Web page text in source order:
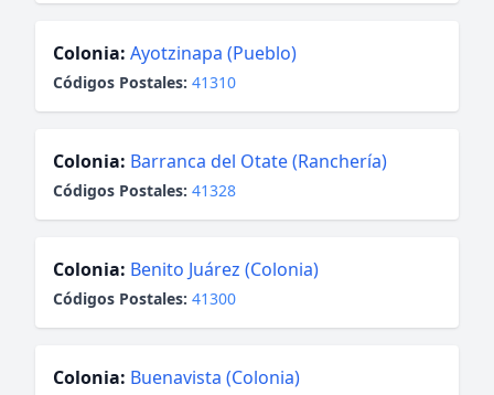
Colonia: Ayotzinapa (Pueblo)
Códigos Postales: 41310
Colonia: Barranca del Otate (Ranchería)
Códigos Postales: 41328
Colonia: Benito Juárez (Colonia)
Códigos Postales: 41300
Colonia: Buenavista (Colonia)